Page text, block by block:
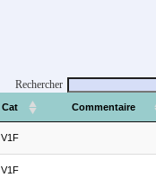
Rechercher
Cat Commentaire
V1F
V1F